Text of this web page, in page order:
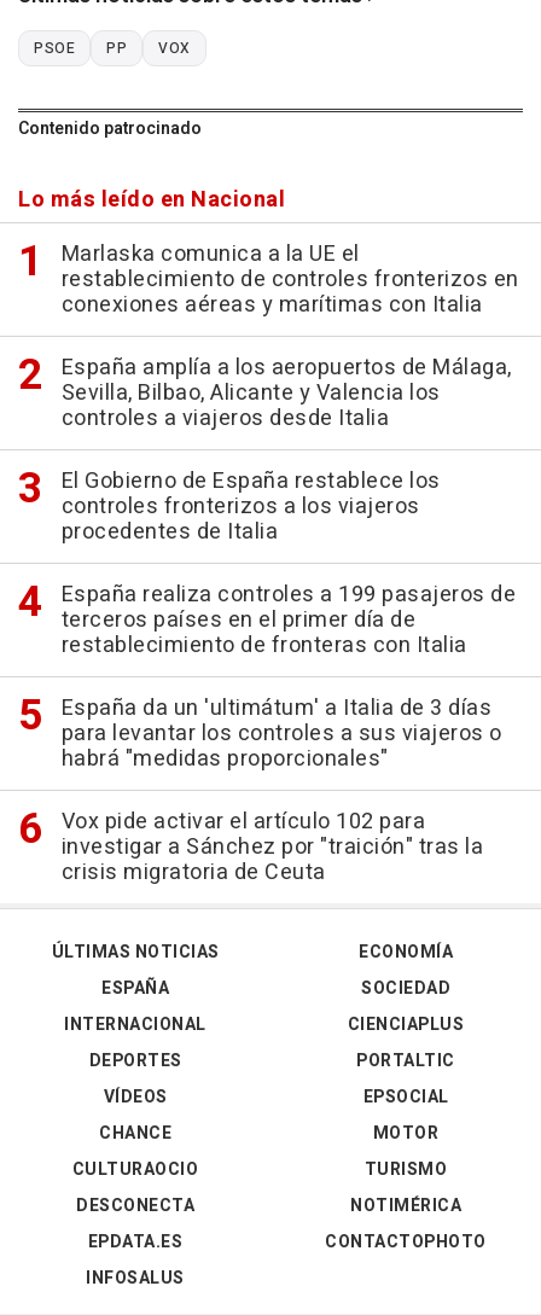
PSOE PP VOX
Contenido patrocinado
Lo más leído en Nacional
Marlaska comunica a la UE el
restablecimiento de controles fronterizos en
conexiones aéreas y marítimas con Italia
España amplía a los aeropuertos de Málaga,
Sevilla, Bilbao, Alicante y Valencia los
controles a viajeros desde Italia
El Gobierno de España restablece los
controles fronterizos a los viajeros
procedentes de Italia
España realiza controles a 199 pasajeros de
terceros países en el primer día de
restablecimiento de fronteras con Italia
España da un 'ultimátum' a Italia de 3 días
para levantar los controles a sus viajeros o
habrá "medidas proporcionales"
Vox pide activar el artículo 102 para
investigar a Sánchez por "traición" tras la
crisis migratoria de Ceuta
ÚLTIMAS NOTICIAS
ESPAÑA
INTERNACIONAL
DEPORTES
VÍDEOS
ECONOMÍA
SOCIEDAD
CIENCIAPLUS
PORTALTIC
EPSOCIAL
CHANCE
CULTURAOCIO
DESCONECTA
EPDATA.ES
INFOSALUS
MOTOR
TURISMO
NOTIMÉRICA
CONTACTOPHOTO